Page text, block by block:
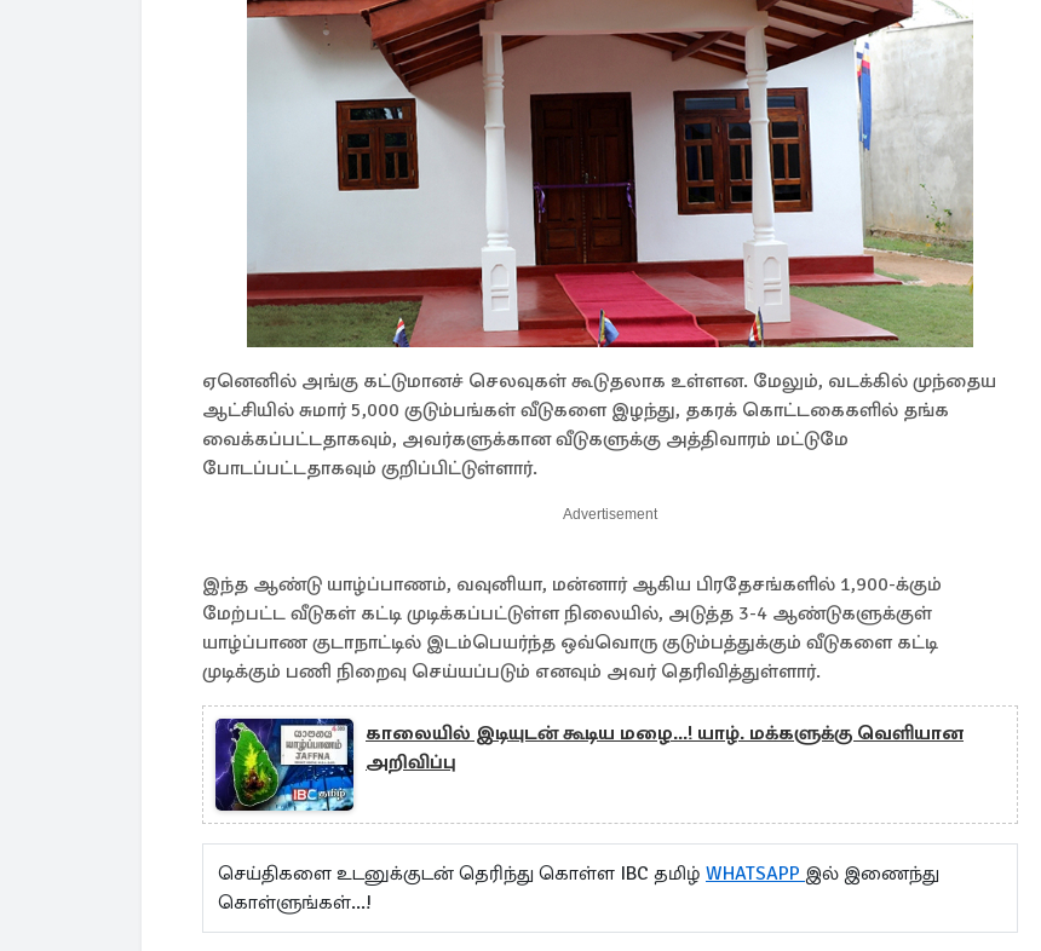
ஏனெனில் அங்கு கட்டுமானச் செலவுகள் கூடுதலாக உள்ளன. மேலும், வடக்கில் முந்தைய
ஆட்சியில் சுமார் 5,000 குடும்பங்கள் வீடுகளை இழந்து, தகரக் கொட்டகைகளில் தங்க
வைக்கப்பட்டதாகவும், அவர்களுக்கான வீடுகளுக்கு அத்திவாரம் மட்டுமே
போடப்பட்டதாகவும் குறிப்பிட்டுள்ளார்.
Advertisement
இந்த ஆண்டு யாழ்ப்பாணம், வவுனியா, மன்னார் ஆகிய பிரதேசங்களில் 1,900-க்கும்
மேற்பட்ட வீடுகள் கட்டி முடிக்கப்பட்டுள்ள நிலையில், அடுத்த 3-4 ஆண்டுகளுக்குள்
யாழ்ப்பாண குடாநாட்டில் இடம்பெயர்ந்த ஒவ்வொரு குடும்பத்துக்கும் வீடுகளை கட்டி
முடிக்கும் பணி நிறைவு செய்யப்படும் எனவும் அவர் தெரிவித்துள்ளார்.
காலையில் இடியுடன் கூடிய மழை...! யாழ். மக்களுக்கு வெளியான
அறிவிப்பு
செய்திகளை உடனுக்குடன் தெரிந்து கொள்ள IBC தமிழ் WHATSAPP இல் இணைந்து
கொள்ளுங்கள்...!